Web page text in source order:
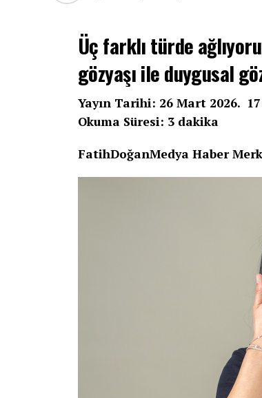
Üç farklı türde
gözyaşı ile duygusal
Yayın Tarihi: 26 Mart 2026.
Okuma Süresi: 3 dakika
FatihDoğanMedya Haber